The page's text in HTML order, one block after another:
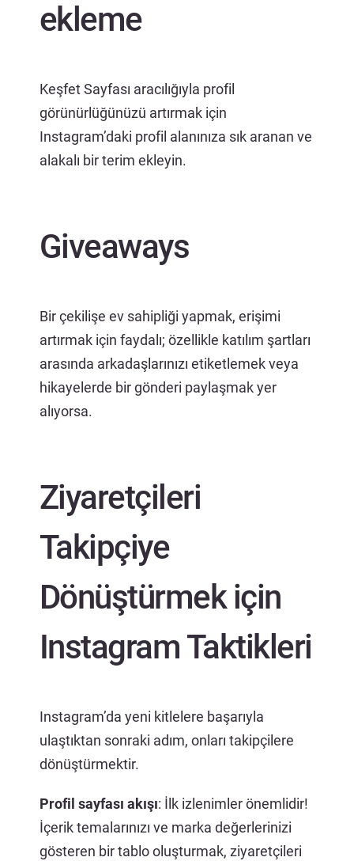
ekleme
Keşfet Sayfası aracılığıyla profil
görünürlüğünüzü artırmak için
Instagram’daki profil alanınıza sık aranan ve
alakalı bir terim ekleyin.
Giveaways
Bir çekilişe ev sahipliği yapmak, erişimi
artırmak için faydalı; özellikle katılım şartları
arasında arkadaşlarınızı etiketlemek veya
hikayelerde bir gönderi paylaşmak yer
alıyorsa.
Ziyaretçileri
Takipçiye
Dönüştürmek için
Instagram Taktikleri
Instagram’da yeni kitlelere başarıyla
ulaştıktan sonraki adım, onları takipçilere
dönüştürmektir.
Profil sayfası akışı: İlk izlenimler önemlidir!
İçerik temalarınızı ve marka değerlerinizi
gösteren bir tablo oluşturmak, ziyaretçileri